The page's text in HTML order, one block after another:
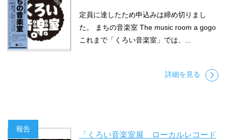
定員に達したため申込みは締め切りまし
た。 まちの音楽室 The music room a gogo
これまで「くろい音楽室」では、...
詳細を見る
報告
「くろい音楽室展 ローカルレコード